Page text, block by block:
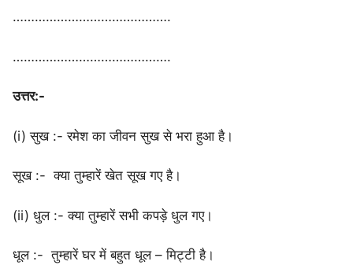
…………………………………….
…………………………………….
उत्तर:-
(i) सुख :- रमेश का जीवन सुख से भरा हुआ है।
सूख :- क्या तुम्हारें खेत सूख गए है।
(ii) धुल :- क्या तुम्हारें सभी कपड़े धुल गए।
धूल :- तुम्हारें घर में बहुत धूल – मिट्टी है।